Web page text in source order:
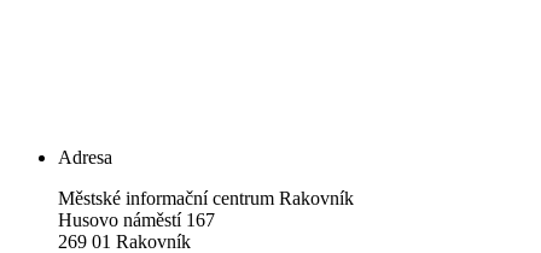
Adresa
Městské informační centrum Rakovník
Husovo náměstí 167
269 01 Rakovník